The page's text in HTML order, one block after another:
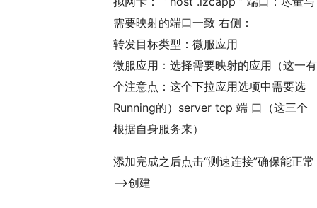
需要映射的端口一致 右侧：
转发目标类型：微服应用
微服应用：选择需要映射的应用（这一有
个注意点：这个下拉应用选项中需要选
Running的）server tcp 端 口（这三个
根据自身服务来）
添加完成之后点击“测速连接”确保能正常
——>创建